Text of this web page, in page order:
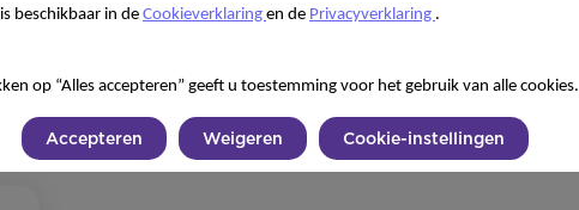
op!
beschikbaar in de Cookieverklaring en de Privacyverklaring .
op “Alles accepteren” geeft u toestemming voor het gebruik van alle cookies.
Accepteren Weigeren Cookie-instellingen